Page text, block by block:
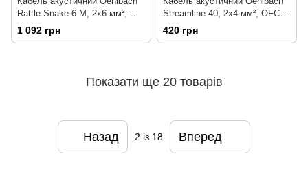
Rattle Snake 6 M, 2х6 мм²,
SPOFC, до 300 Вт
1 092 грн
Streamline 40, 2х4 мм², OFC,
до 220 Вт, плоский
420 грн
Показати ще 20 товарів
Назад 2 із 18 Вперед